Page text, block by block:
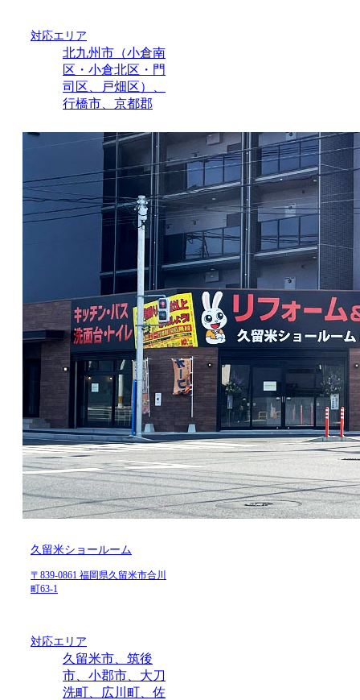
対応エリア
北九州市（小倉南
区・小倉北区・門
司区、戸畑区）、
行橋市、京都郡
久留米ショールーム
〒839-0861 福岡県久留米市合川
町63-1
対応エリア
久留米市、筑後
市、小郡市、大刀
洗町、広川町、佐